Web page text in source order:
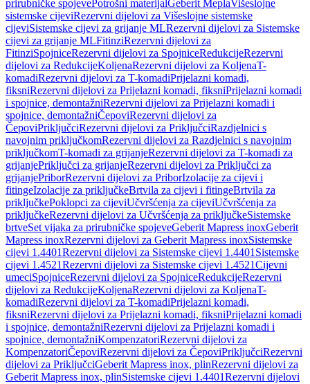
prirubničke spojevePotrošni materijalGeberit MeplaVišeslojne
sistemske cijeviRezervni dijelovi za Višeslojne sistemske
cijeviSistemske cijevi za grijanje MLRezervni dijelovi za Sistemske
cijevi za grijanje MLFitinziRezervni dijelovi za
FitinziSpojniceRezervni dijelovi za SpojniceRedukcijeRezervni
dijelovi za RedukcijeKoljenaRezervni dijelovi za KoljenaT-
komadiRezervni dijelovi za T-komadiPrijelazni komadi,
fiksniRezervni dijelovi za Prijelazni komadi, fiksniPrijelazni komadi
i spojnice, demontažniRezervni dijelovi za Prijelazni komadi i
spojnice, demontažniČepoviRezervni dijelovi za
ČepoviPriključciRezervni dijelovi za PriključciRazdjelnici s
navojnim priključkomRezervni dijelovi za Razdjelnici s navojnim
priključkomT-komadi za grijanjeRezervni dijelovi za T-komadi za
grijanjePriključci za grijanjeRezervni dijelovi za Priključci za
grijanjePriborRezervni dijelovi za PriborIzolacije za cijevi i
fitingeIzolacije za priključkeBrtvila za cijevi i fitingeBrtvila za
priključkePoklopci za cijeviUčvršćenja za cijeviUčvršćenja za
priključkeRezervni dijelovi za Učvršćenja za priključkeSistemske
brtveSet vijaka za prirubničke spojeveGeberit Mapress inoxGeberit
Mapress inoxRezervni dijelovi za Geberit Mapress inoxSistemske
cijevi 1.4401Rezervni dijelovi za Sistemske cijevi 1.4401 Sistemske
cijevi 1.4521Rezervni dijelovi za Sistemske cijevi 1.4521Cijevni
umeciSpojniceRezervni dijelovi za SpojniceRedukcijeRezervni
dijelovi za RedukcijeKoljenaRezervni dijelovi za KoljenaT-
komadiRezervni dijelovi za T-komadiPrijelazni komadi,
fiksniRezervni dijelovi za Prijelazni komadi, fiksniPrijelazni komadi
i spojnice, demontažniRezervni dijelovi za Prijelazni komadi i
spojnice, demontažniKompenzatoriRezervni dijelovi za
KompenzatoriČepoviRezervni dijelovi za ČepoviPriključciRezervni
dijelovi za PriključciGeberit Mapress inox, plinRezervni dijelovi za
Geberit Mapress inox, plinSistemske cijevi 1.4401Rezervni dijelovi